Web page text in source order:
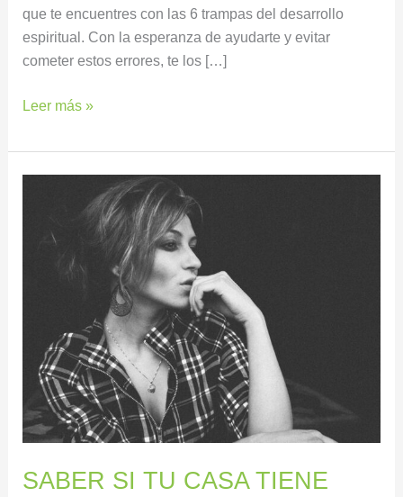
que te encuentres con las 6 trampas del desarrollo
espiritual. Con la esperanza de ayudarte y evitar
cometer estos errores, te los […]
Leer más »
SABER SI TU CASA TIENE
NEGATIVIDAD